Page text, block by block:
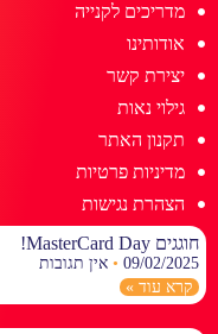
מדריכים לקנייה
אודותינו
יצירת קשר
גילוי נאות
תקנון האתר
מדיניות פרטיות
הצהרת נגישות
חוגגים MasterCard Day!
09/02/2025
אין תגובות
קרא עוד »